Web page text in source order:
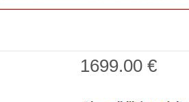
1699.00 €